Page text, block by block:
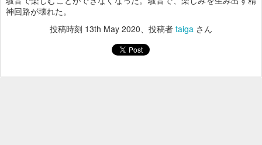
神回路が壊れた。
投稿時刻 13th May 2020、投稿者 taiga さん